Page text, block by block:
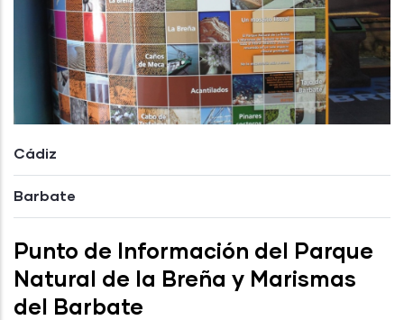
Cádiz
Barbate
Punto de Información del Parque
Natural de la Breña y Marismas
del Barbate